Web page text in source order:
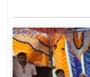
এশিয়া
আফ্রিকা
ইউরোপ
উত্তর
আমেরিকা